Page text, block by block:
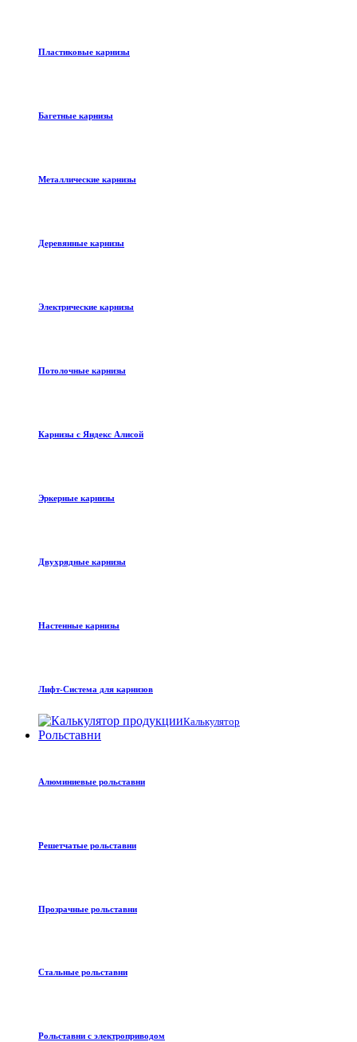
Пластиковые карнизы
Багетные карнизы
Металлические карнизы
Деревянные карнизы
Электрические карнизы
Потолочные карнизы
Карнизы с Яндекс Алисой
Эркерные карнизы
Двухрядные карнизы
Настенные карнизы
Лифт-Система для карнизов
Калькулятор
Рольставни
Алюминиевые рольставни
Решетчатые рольставни
Прозрачные рольставни
Стальные рольставни
Рольставни с электроприводом